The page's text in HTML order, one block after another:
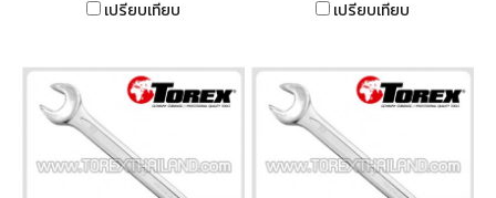
เปรียบเทียบ
เปรียบเทียบ